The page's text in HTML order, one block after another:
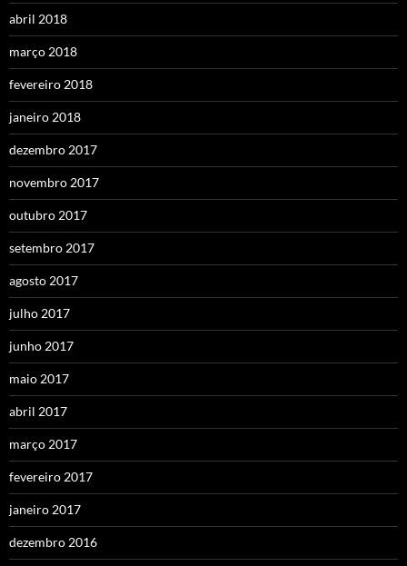
abril 2018
março 2018
fevereiro 2018
janeiro 2018
dezembro 2017
novembro 2017
outubro 2017
setembro 2017
agosto 2017
julho 2017
junho 2017
maio 2017
abril 2017
março 2017
fevereiro 2017
janeiro 2017
dezembro 2016